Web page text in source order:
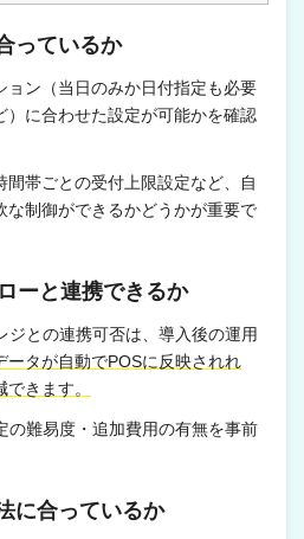
っているか
ョン（当日のみか日付指定も必要
）に合わせた設定が可能かを確認
帯ごとの受付上限設定など、自
な制御ができるかどうかが重要で
ーと連携できるか
ジとの連携可否は、導入後の運用
ータが自動でPOSに反映されれ
きます。
の難易度・追加費用の有無を事前
に合っているか